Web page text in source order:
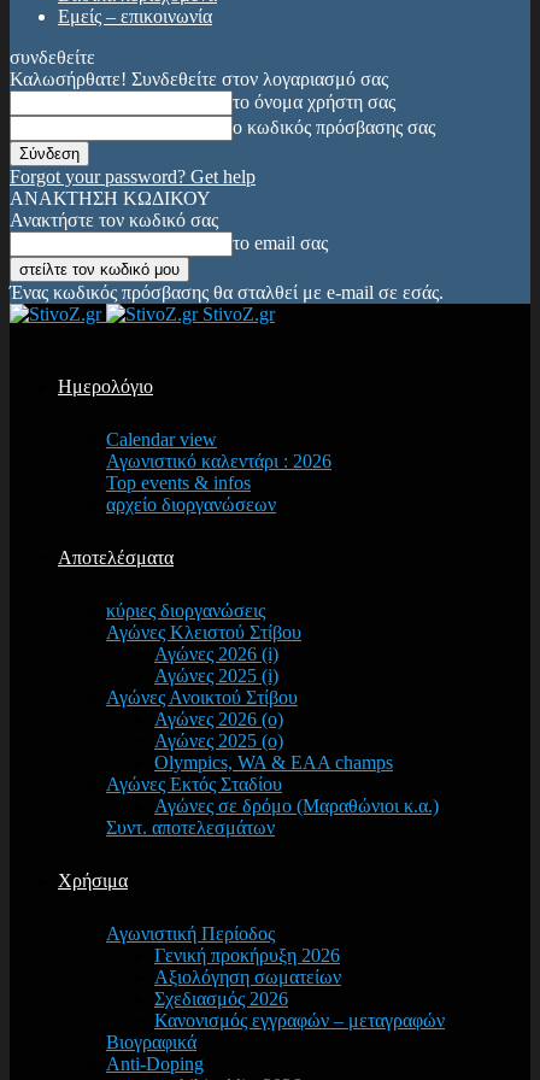
Εμείς – επικοινωνία
συνδεθείτε
Καλωσήρθατε! Συνδεθείτε στον λογαριασμό σας
το όνομα χρήστη σας
ο κωδικός πρόσβασης σας
Forgot your password? Get help
ΑΝΑΚΤΗΣΗ ΚΩΔΙΚΟΥ
Ανακτήστε τον κωδικό σας
το email σας
Ένας κωδικός πρόσβασης θα σταλθεί με e-mail σε εσάς.
StivoZ.gr
Ημερολόγιο
Calendar view
Αγωνιστικό καλεντάρι : 2026
Top events & infos
αρχείο διοργανώσεων
Αποτελέσματα
κύριες διοργανώσεις
Αγώνες Κλειστού Στίβου
Αγώνες 2026 (i)
Αγώνες 2025 (i)
Αγώνες Ανοικτού Στίβου
Αγώνες 2026 (o)
Αγώνες 2025 (o)
Olympics, WA & EAA champs
Αγώνες Εκτός Σταδίου
Αγώνες σε δρόμο (Μαραθώνιοι κ.α.)
Συντ. αποτελεσμάτων
Χρήσιμα
Αγωνιστική Περίοδος
Γενική προκήρυξη 2026
Αξιολόγηση σωματείων
Σχεδιασμός 2026
Κανονισμός εγγραφών – μεταγραφών
Βιογραφικά
Anti-Doping